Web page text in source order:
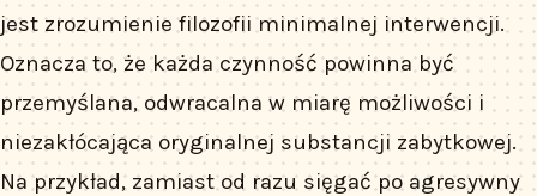
jest zrozumienie filozofii minimalnej interwencji.
Oznacza to, że każda czynność powinna być
przemyślana, odwracalna w miarę możliwości i
niezakłócająca oryginalnej substancji zabytkowej.
Na przykład, zamiast od razu sięgać po agresywny